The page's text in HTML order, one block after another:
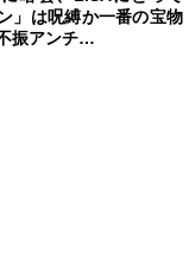
」は呪縛か一番の宝物
振アンチ…